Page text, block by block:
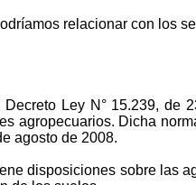
relacionar con los
Decreto Ley N° 15.239, de
agropecuarios. Dicha
agosto de 2008.
disposiciones sobre las